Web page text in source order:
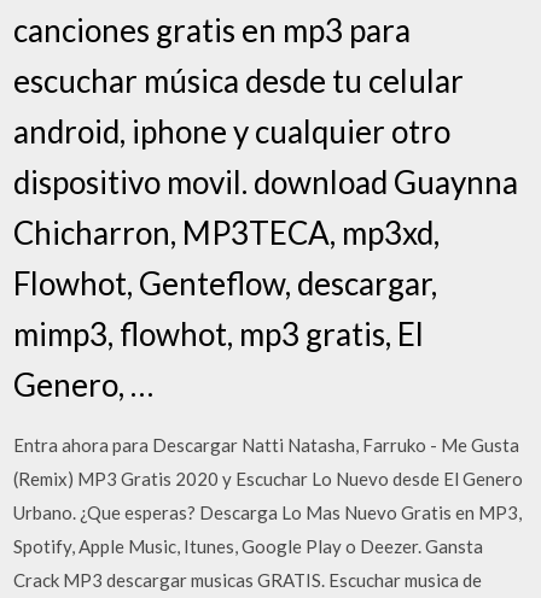
canciones gratis en mp3 para
escuchar música desde tu celular
android, iphone y cualquier otro
dispositivo movil. download Guaynna
Chicharron, MP3TECA, mp3xd,
Flowhot, Genteflow, descargar,
mimp3, flowhot, mp3 gratis, El
Genero, …
Entra ahora para Descargar Natti Natasha, Farruko - Me Gusta
(Remix) MP3 Gratis 2020 y Escuchar Lo Nuevo desde El Genero
Urbano. ¿Que esperas? Descarga Lo Mas Nuevo Gratis en MP3,
Spotify, Apple Music, Itunes, Google Play o Deezer. Gansta
Crack MP3 descargar musicas GRATIS. Escuchar musica de